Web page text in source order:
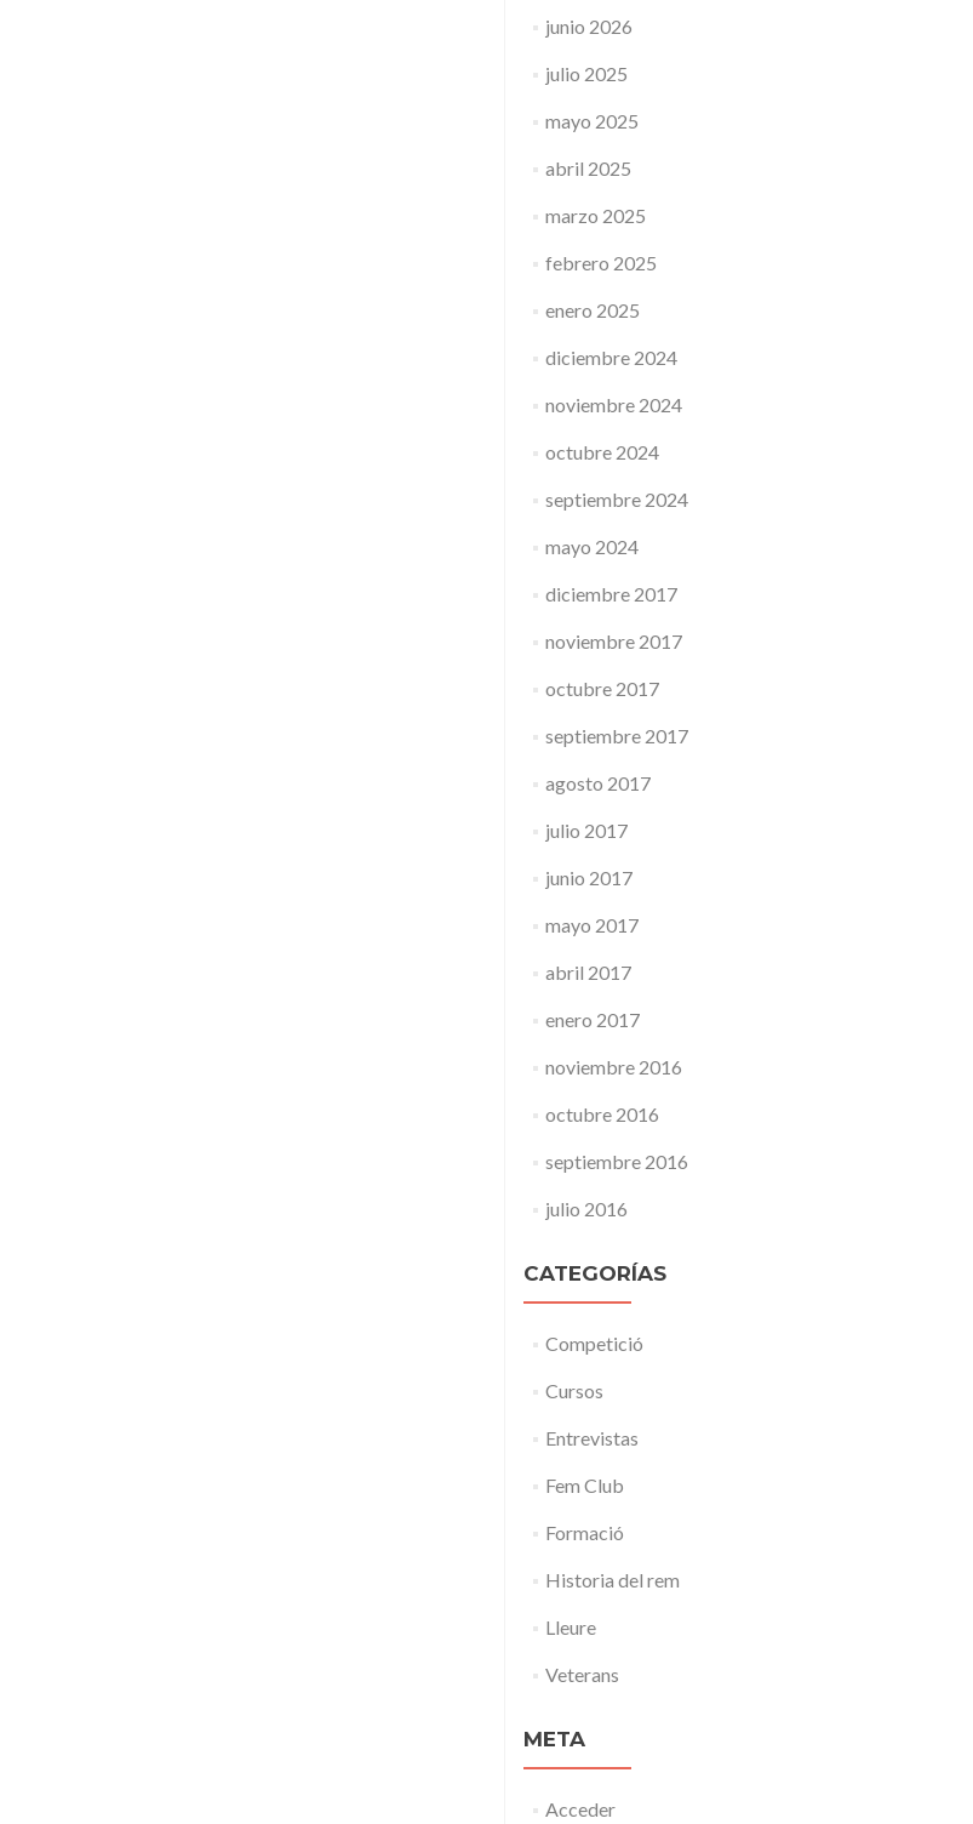
junio 2026
julio 2025
mayo 2025
abril 2025
marzo 2025
febrero 2025
enero 2025
diciembre 2024
noviembre 2024
octubre 2024
septiembre 2024
mayo 2024
diciembre 2017
noviembre 2017
octubre 2017
septiembre 2017
agosto 2017
julio 2017
junio 2017
mayo 2017
abril 2017
enero 2017
noviembre 2016
octubre 2016
septiembre 2016
julio 2016
CATEGORÍAS
Competició
Cursos
Entrevistas
Fem Club
Formació
Historia del rem
Lleure
Veterans
META
Acceder